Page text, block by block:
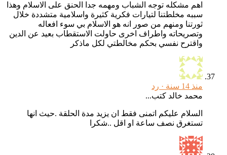
اهم مشكله توجه الشباب ومهمه جدا الحنق على الاسلام وهذا
سببه مخلطتنا لتيارات فكرية كثيرة واسلامية متشددة خلال
ثورتنا ومنهم من صور انه هو الاسلام بي سوء افعاله
وتصريحاته واطراف اخرى حاولت الاستقطاب بعيد عن الدين
واقترح نفسي بحكم مخالطتي لكل ماذكر
رد
محمد خالد كتب...
السلام عليكم اتمنى فقط ان يزيد مدة الحلقة .حيث انها
تستغرق نصف ساعة او اقل ..شكرا